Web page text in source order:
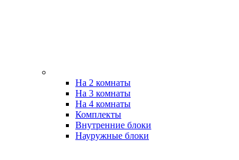
На 2 комнаты
На 3 комнаты
На 4 комнаты
Комплекты
Внутренние блоки
Науружные блоки